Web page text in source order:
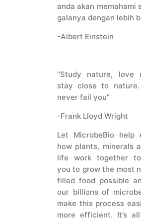
anda akan memahami
galanya dengan lebih
-Albert Einstein
“Study nature, love
stay close to
never fail you”
-Frank Lloyd Wright
Let MicrobeBio help
how plants, minerals
life work together
you to grow the most
filled food possible
our billions of
make this process
more efficient. It’s